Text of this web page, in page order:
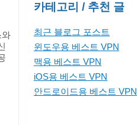
와
카테고리 / 추천 글
최근 블로그 포스트
윈도우용 베스트 VPN
맥용 베스트 VPN
iOS용 베스트 VPN
안드로이드용 베스트 VPN